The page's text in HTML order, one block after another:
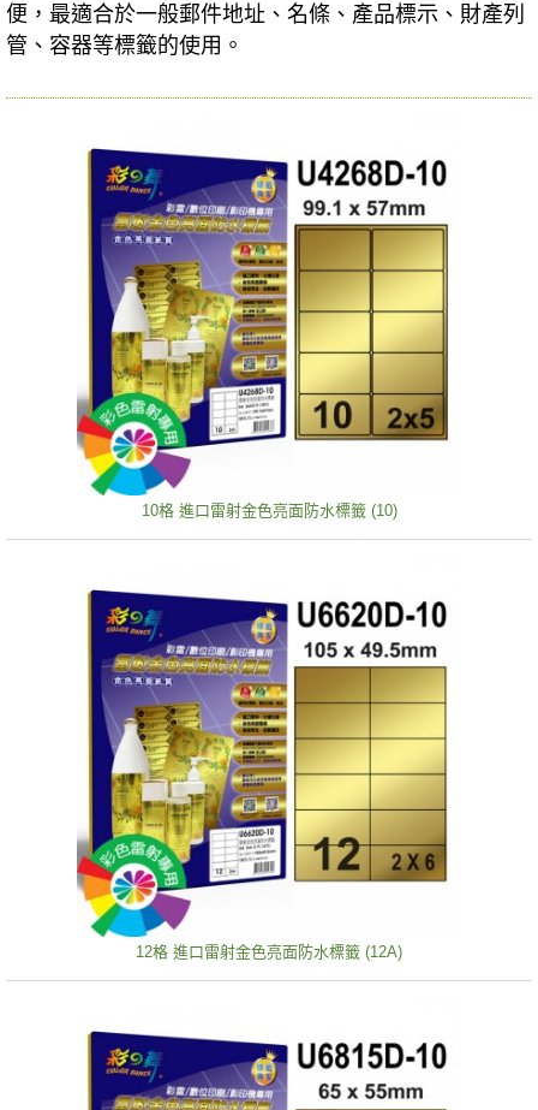
便，最適合於一般郵件地址、名條、產品標示、財產列
管、容器等標籤的使用。
10格 進口雷射金色亮面防水標籤 (10)
12格 進口雷射金色亮面防水標籤 (12A)